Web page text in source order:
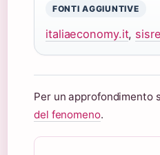
FONTI AGGIUNTIVE
italiaeconomy.it,
Per un
del fenomeno.